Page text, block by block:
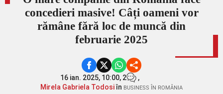
concedieri masive! Câți oameni vor
rămâne fără loc de muncă din
februarie 2025
16 ian. 2025, 10:00, 2
,
Mirela Gabriela Todosiîn BUSINESS ÎN ROMÂNIA